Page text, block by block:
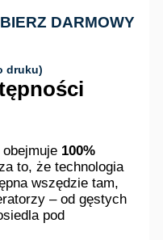
DARMOWY
druku)
100%
to, że technologia
wszędzie tam,
– od gęstych
pod